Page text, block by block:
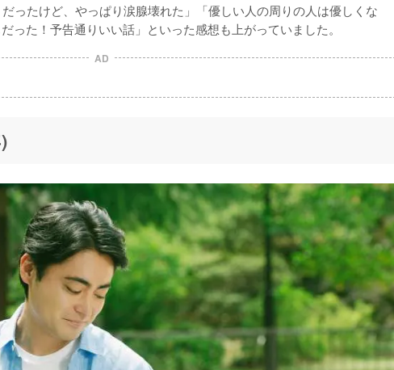
ったけど、やっぱり涙腺壊れた」「優しい人の周りの人は優しくな
った！予告通りいい話」といった感想も上がっていました。
AD